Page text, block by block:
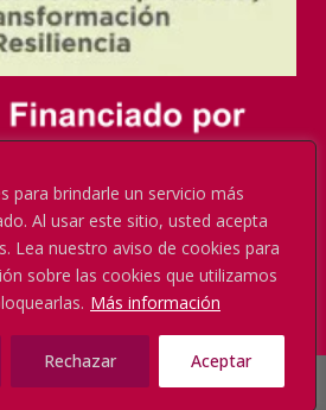
para brindarle un servicio más
Al usar este sitio, usted acepta
Lea nuestro aviso de cookies para
sobre las cookies que utilizamos
Más información
Rechazar Aceptar
de Comercio en Alemania